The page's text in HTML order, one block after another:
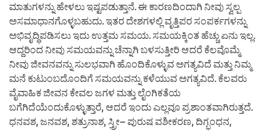
ಮಾತುಗಳನ್ನು ಹೇಳಲು ಇಷ್ಟಪಡುತ್ತಾನೆ. ಈ ಕಾರಣದಿಂದಾಗಿ ನೀವು ಸ್ವಲ್ಪ
ಅಸಮಾಧಾನಗೊಳ್ಳಬಹುದು. ಇತರ ದೇಶಗಳಲ್ಲಿ ವೃತ್ತಿಪರ ಸಂಪರ್ಕಗಳನ್ನು
ಅಭಿವೃದ್ಧಿಪಡಿಸಲು ಇದು ಉತ್ತಮ ಸಮಯ. ಸಮಯಕ್ಕಿಂತ ಹೆಚ್ಚು ಏನು ಇಲ್ಲ.
ಆದ್ದರಿಂದ ನೀವು ಸಮಯವನ್ನು ಚೆನ್ನಾಗಿ ಬಳಸುತ್ತೀರಿ ಆದರೆ ಕೆಲವೊಮ್ಮೆ
ನೀವು ಜೀವನವನ್ನು ಸುಲಭವಾಗಿ ಹೊಂದಿಕೊಳ್ಳುವ ಅಗತ್ಯವಿದೆ ಮತ್ತು ನಿಮ್ಮ
ಮನೆ ಕುಟುಂಬದೊಂದಿಗೆ ಸಮಯವನ್ನು ಕಳೆಯುವ ಅಗತ್ಯವಿದೆ. ಕೆಲವರು
ವೈವಾಹಿಕ ಜೀವನ ಕೇವಲ ಜಗಳ ಮತ್ತು ಲೈಂಗಿಕತೆಯ
ಬಗೆಗಿದೆಯೆಂದುಕೊಳ್ಳುತ್ತಾರೆ, ಆದರೆ ಇಂದು ಎಲ್ಲವೂ ಪ್ರಶಾಂತವಾಗಿರುತ್ತದೆ.
ಧನವಶ, ಜನವಶ, ಶತ್ರುನಾಶ, ಸ್ತ್ರೀ– ಪುರುಷ ವಶೀಕರಣ, ದಿಗ್ಭಂಧನ,